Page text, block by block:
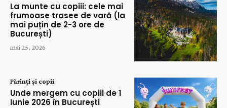
La munte cu copiii: cele mai
frumoase trasee de vară (la
mai puțin de 2-3 ore de
București)
mai 25, 2026
Părinți și copii
Unde mergem cu copiii de 1
Iunie 2026 în București